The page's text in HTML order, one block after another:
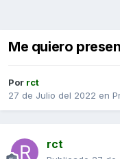
Me quiero
Por rct
27 de Julio del 2022 en
rct